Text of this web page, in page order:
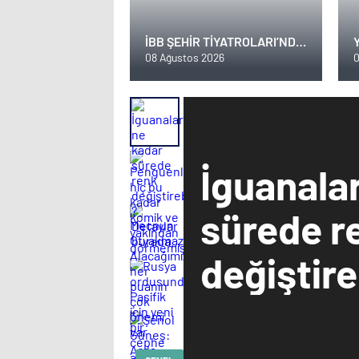
İBB ŞEHİR TİYATROLARI’NDA
BU HAFTA!
08 Ağustos 2026
sürede